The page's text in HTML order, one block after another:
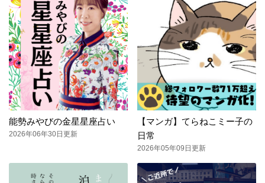
能勢みやびの金星星座占い
2026年06年30日更新
【マンガ】てらねこミー子の
日常
2026年05年09日更新